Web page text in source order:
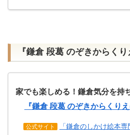
『鎌倉 段葛 のぞきからくり
家でも楽しめる！鎌倉気分を持
『鎌倉 段葛 のぞきからくりえ
公式サイト
「鎌倉のしかけ絵本